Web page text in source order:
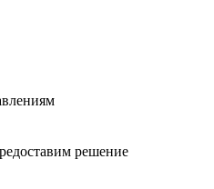
решение